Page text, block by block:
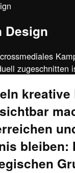
Design
zugeschnitten
kreative
bleiben: